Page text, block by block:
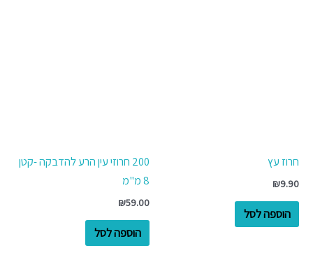
חרוז עץ
₪9.90
הוספה לסל
200 חרוזי עין הרע להדבקה -קטן
8 מ"מ
₪59.00
הוספה לסל